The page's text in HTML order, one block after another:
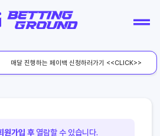
매달 진행하는 페이백 신청하러가기 <<CLICK>>
원가입 후열람할 수 있습니다.